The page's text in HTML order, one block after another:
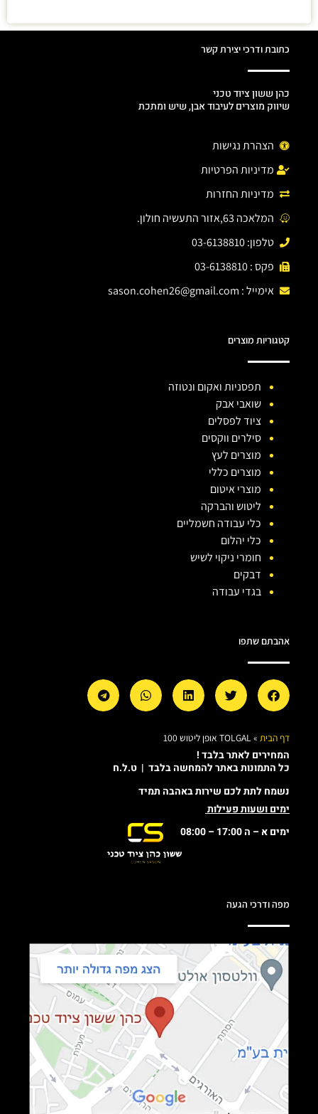
כתובת ודרכי יצירת קשר
כהן ששון ציוד טכני
שיווק מוצרים לעיבוד אבן, שיש ומתכת
הצהרת נגישות
מדיניות הפרטיות
מדיניות החזרות
המלאכה 63,אזור התעשיה חולון.
טלפון: 03-6138810
פקס : 03-6138810
אימייל : sason.cohen26@gmail.com
קטגוריות מוצרים
תפסניות ואקום ונטוזה
שואבי אבק
ציוד לפסלים
סילרים ווקסים
מוצרים לעץ
מוצרים כללי
מוצרי איטום
ליטוש והברקה
כלי עבודה חשמליים
כלי יהלום
חומרי ניקוי לשיש
דבקים
בגדי עבודה
אהבתם שתפו
דף הבית »TOLGAL אופן ליטוש 100
המחירים לאתר בלבד !
כל התמונות באתר להמחשה בלבד | ט.ל.ח
נשמח לתת לכם שירות באהבה תמיד
ימים ושעות פעילות
ימים א – ה 17:00 – 08:00
מפה ודרכי הגעה